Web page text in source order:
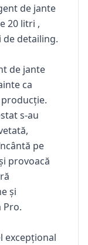
de jante
20 litri ,
detailing.
de jante
ca
s-au
pe
provoacă
și
Pro.
excepțional